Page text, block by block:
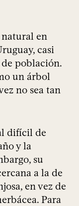
en
casi
población.
un árbol
no sea tan
difícil de
y la
su
a la de
en vez de
Para